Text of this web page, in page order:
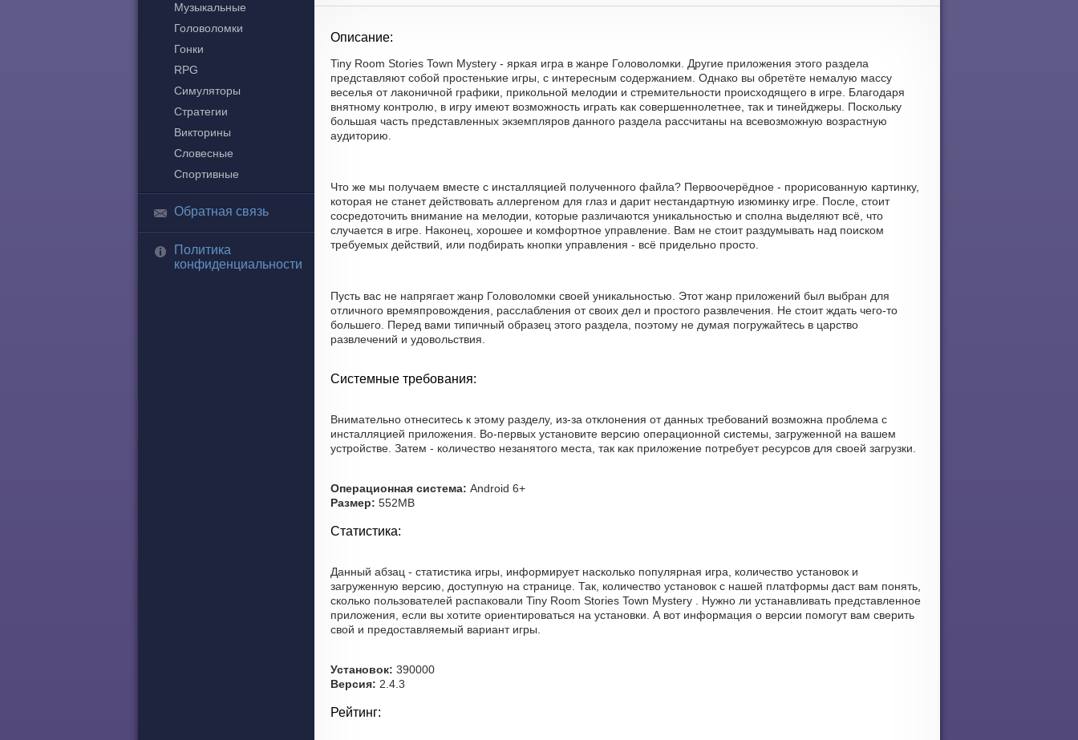
Музыкальные
Головоломки
Гонки
RPG
Симуляторы
Стратегии
Викторины
Словесные
Спортивные
Обратная связь
Политика
конфиденциальности
Описание:
Tiny Room Stories Town Mystery - яркая игра в жанре Головоломки. Другие приложения этого раздела
представляют собой простенькие игры, с интересным содержанием. Однако вы обретёте немалую массу
веселья от лаконичной графики, прикольной мелодии и стремительности происходящего в игре. Благодаря
внятному контролю, в игру имеют возможность играть как совершеннолетнее, так и тинейджеры. Поскольку
большая часть представленных экземпляров данного раздела рассчитаны на всевозможную возрастную
аудиторию.
Что же мы получаем вместе с инсталляцией полученного файла? Первоочерёдное - прорисованную картинку,
которая не станет действовать аллергеном для глаз и дарит нестандартную изюминку игре. После, стоит
сосредоточить внимание на мелодии, которые различаются уникальностью и сполна выделяют всё, что
случается в игре. Наконец, хорошее и комфортное управление. Вам не стоит раздумывать над поиском
требуемых действий, или подбирать кнопки управления - всё придельно просто.
Пусть вас не напрягает жанр Головоломки своей уникальностью. Этот жанр приложений был выбран для
отличного времяпровождения, расслабления от своих дел и простого развлечения. Не стоит ждать чего-то
большего. Перед вами типичный образец этого раздела, поэтому не думая погружайтесь в царство
развлечений и удовольствия.
Системные требования:
Внимательно отнеситесь к этому разделу, из-за отклонения от данных требований возможна проблема с
инсталляцией приложения. Во-первых установите версию операционной системы, загруженной на вашем
устройстве. Затем - количество незанятого места, так как приложение потребует ресурсов для своей загрузки.
Операционная система: Android 6+
Размер: 552MB
Статистика:
Данный абзац - статистика игры, информирует насколько популярная игра, количество установок и
загруженную версию, доступную на странице. Так, количество установок с нашей платформы даст вам понять,
сколько пользователей распаковали Tiny Room Stories Town Mystery . Нужно ли устанавливать представленное
приложения, если вы хотите ориентироваться на установки. А вот информация о версии помогут вам сверить
свой и предоставляемый вариант игры.
Установок: 390000
Версия: 2.4.3
Рейтинг: